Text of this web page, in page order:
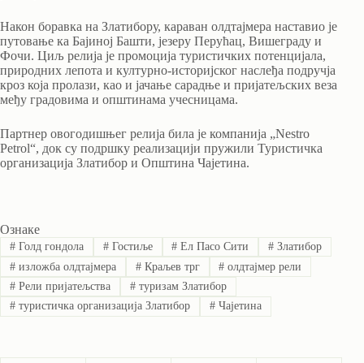
Након боравка на Златибору, караван олдтајмера наставио је
путовање ка Бајиној Башти, језеру Перућац, Вишеграду и
Фочи. Циљ релија је промоција туристичких потенцијала,
природних лепота и културно-историјског наслеђа подручја
кроз која пролази, као и јачање сарадње и пријатељских веза
међу градовима и општинама учесницама.
Партнер овогодишњег релија била је компанија „Nestro
Petrol“, док су подршку реализацији пружили Туристичка
организација Златибор и Општина Чајетина.
Ознаке
#Голд гондола #Гостиље # Ел Пасо Сити # Златибор
#изложба олдтајмера #Краљев трг # олдтајмер рели
#Рели пријатељства #туризам Златибор
#туристичка организација Златибор #Чајетина